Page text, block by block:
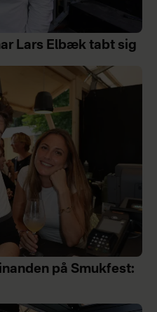
Lars Elbæk tabt sig
på Smukfest: